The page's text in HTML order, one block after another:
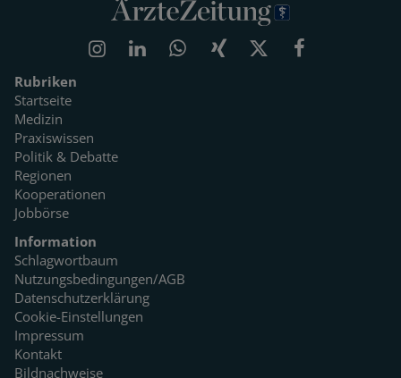
Rubriken
Startseite
Medizin
Praxiswissen
Politik & Debatte
Regionen
Kooperationen
Jobbörse
Information
Schlagwortbaum
Nutzungsbedingungen/AGB
Datenschutzerklärung
Cookie-Einstellungen
Impressum
Kontakt
Bildnachweise